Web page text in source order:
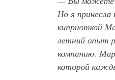
Но я
киприоткой
летний опыт
компанию.
которой